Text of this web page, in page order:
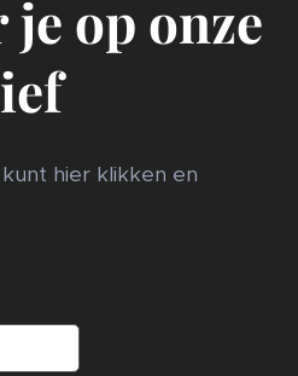
op onze
hier klikken en